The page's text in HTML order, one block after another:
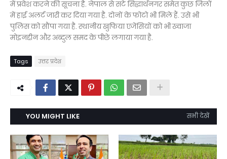
में प्रवेश करने की सूचना है. नेपाल से सटे सिद्धार्थनगर समेत कुछ जिलों
में हाई अलर्ट जारी कर दिया गया है. दोनों के फोटो भी मिले हैं. उसे भी
पुलिस को सौंपा गया है. स्थानीय खुफिया एजेंसियों को भी ख्वाजा
मोइनद्दीन और अब्दुल समद के पीछे लगाया गया है.
Tags उत्तर प्रदेश
YOU MIGHT LIKE सभी देखें